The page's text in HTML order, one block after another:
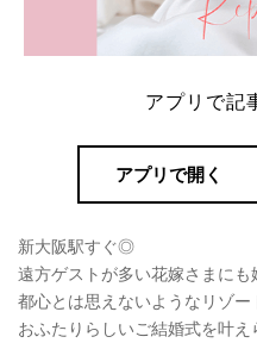
アプリで記
アプリで開く
新大阪駅すぐ◎
遠方ゲストが多い花嫁さまにも
都心とは思えないようなリゾー
おふたりらしいご結婚式を叶